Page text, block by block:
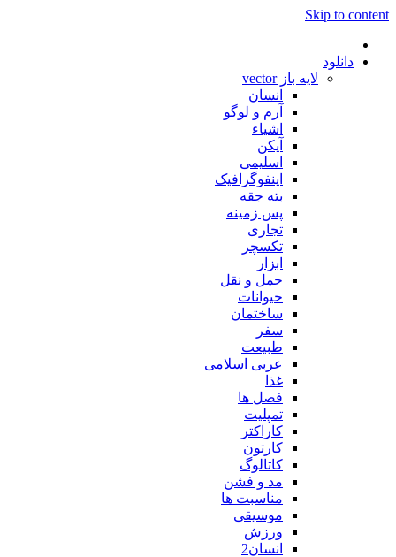
Skip to content
دانلود
لایه باز vector
انسان
آرم و لوگو
اشیاء
آیکن
اسلیمی
اینفوگرافیک
بته جقه
پس زمینه
تجاری
تکسچر
ابزار
حمل و نقل
حیوانات
ساختمان
سفر
طبیعت
عربی اسلامی
غذا
فصل ها
تمپلیت
کاراکتر
کارتون
کاتالوگ
مد و فشن
مناسبت ها
موسیقی
ورزش
انسان2